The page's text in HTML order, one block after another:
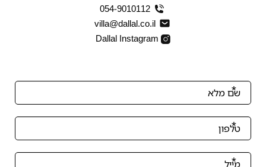
054-9010112
villa@dallal.co.il
Dallal Instagram
אנא
מלאו
טופס
-